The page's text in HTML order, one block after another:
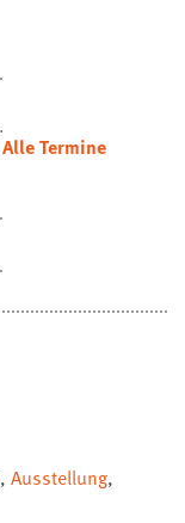
Alle Termine
, Ausstellung,